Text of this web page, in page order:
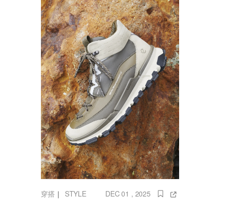
穿搭 ｜ STYLE DEC 01 , 2025